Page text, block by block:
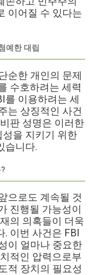
이어질 수 있다는
예한 대립
순한 개인의 문제
수호하려는 세력
를 이용하려는 세
는 상징적인 사건
판 성명은 이러한
을 지키기 위한
습니다.
으로도 계속될 것
진행될 가능성이
의 의혹들이 더욱
. 이번 사건은 FBI
이 얼마나 중요한
적인 압력으로부
적 장치의 필요성